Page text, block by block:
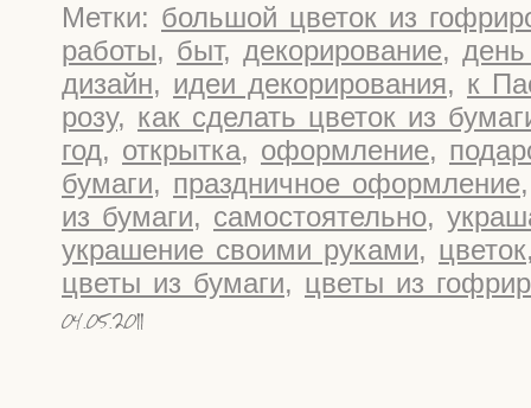
Метки: большой цветок из
работы, быт, декорирование,
дизайн, идеи декорирования, к
розу, как сделать цветок из
год, открытка, оформление,
бумаги, праздничное оформление
из бумаги, самостоятельно,
украшение своими руками, цветок
цветы из бумаги, цветы из
04.05.2011